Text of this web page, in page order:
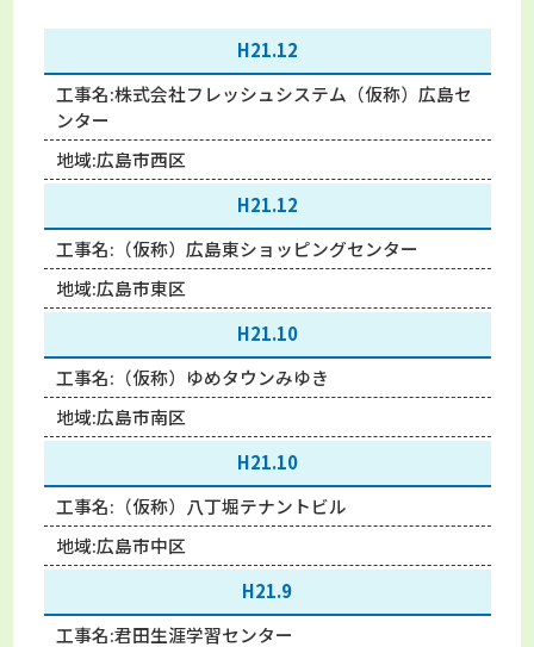
H21.12
工事名:株式会社フレッシュシステム（仮称）広島セ
ンター
地域:広島市西区
H21.12
工事名: （仮称）広島東ショッピングセンター
地域:広島市東区
H21.10
工事名: （仮称）ゆめタウンみゆき
地域:広島市南区
H21.10
工事名: （仮称）八丁堀テナントビル
地域:広島市中区
H21.9
工事名:君田生涯学習センター